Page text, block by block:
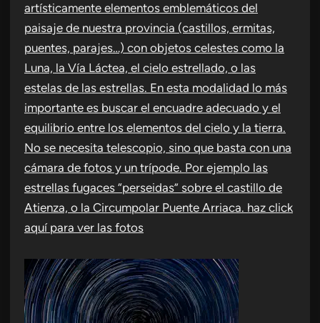
artísticamente elementos emblemáticos del
paisaje de nuestra provincia (castillos, ermitas,
puentes, parajes…) con objetos celestes como la
Luna, la Vía Láctea, el cielo estrellado, o las
estelas de las estrellas. En esta modalidad lo más
importante es buscar el encuadre adecuado y el
equilibrio entre los elementos del cielo y la tierra.
No se necesita telescopio, sino que basta con una
cámara de fotos y un trípode. Por ejemplo las
estrellas fugaces “perseidas” sobre el castillo de
Atienza, o la Circumpolar Puente Arriaca. haz click
aquí para ver las fotos